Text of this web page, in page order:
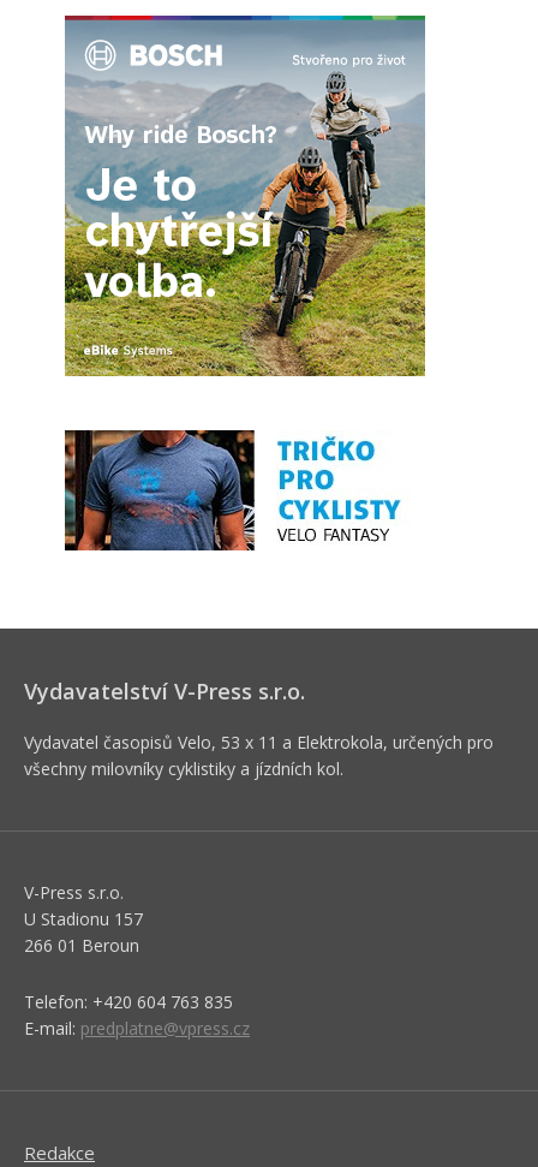
Vydavatelství V-Press s.r.o.
Vydavatel časopisů Velo, 53 x 11 a Elektrokola, určených pro
všechny milovníky cyklistiky a jízdních kol.
V-Press s.r.o.
U Stadionu 157
266 01 Beroun
Telefon: +420 604 763 835
E-mail: predplatne@vpress.cz
Redakce